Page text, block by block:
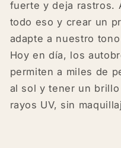
fuerte y deja rastros.
todo eso y crear un
adapte a nuestro
Hoy en día, los
permiten a miles de
al sol y tener un
rayos UV, sin